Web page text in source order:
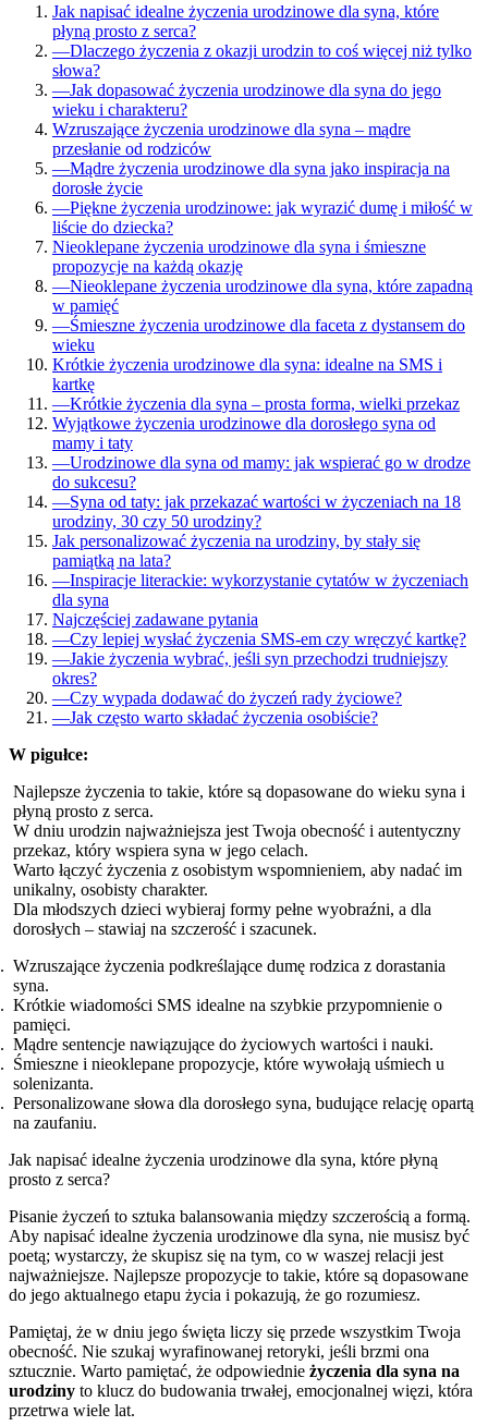
Jak napisać idealne życzenia urodzinowe dla syna, które
płyną prosto z serca?
—Dlaczego życzenia z okazji urodzin to coś więcej niż tylko
słowa?
—Jak dopasować życzenia urodzinowe dla syna do jego
wieku i charakteru?
Wzruszające życzenia urodzinowe dla syna – mądre
przesłanie od rodziców
—Mądre życzenia urodzinowe dla syna jako inspiracja na
dorosłe życie
—Piękne życzenia urodzinowe: jak wyrazić dumę i miłość w
liście do dziecka?
Nieoklepane życzenia urodzinowe dla syna i śmieszne
propozycje na każdą okazję
—Nieoklepane życzenia urodzinowe dla syna, które zapadną
w pamięć
—Śmieszne życzenia urodzinowe dla faceta z dystansem do
wieku
Krótkie życzenia urodzinowe dla syna: idealne na SMS i
kartkę
—Krótkie życzenia dla syna – prosta forma, wielki przekaz
Wyjątkowe życzenia urodzinowe dla dorosłego syna od
mamy i taty
—Urodzinowe dla syna od mamy: jak wspierać go w drodze
do sukcesu?
—Syna od taty: jak przekazać wartości w życzeniach na 18
urodziny, 30 czy 50 urodziny?
Jak personalizować życzenia na urodziny, by stały się
pamiątką na lata?
—Inspiracje literackie: wykorzystanie cytatów w życzeniach
dla syna
Najczęściej zadawane pytania
—Czy lepiej wysłać życzenia SMS-em czy wręczyć kartkę?
—Jakie życzenia wybrać, jeśli syn przechodzi trudniejszy
okres?
—Czy wypada dodawać do życzeń rady życiowe?
—Jak często warto składać życzenia osobiście?
W pigułce:
Najlepsze życzenia to takie, które są dopasowane do wieku syna i
płyną prosto z serca.
W dniu urodzin najważniejsza jest Twoja obecność i autentyczny
przekaz, który wspiera syna w jego celach.
Warto łączyć życzenia z osobistym wspomnieniem, aby nadać im
unikalny, osobisty charakter.
Dla młodszych dzieci wybieraj formy pełne wyobraźni, a dla
dorosłych – stawiaj na szczerość i szacunek.
Wzruszające życzenia podkreślające dumę rodzica z dorastania
syna.
Krótkie wiadomości SMS idealne na szybkie przypomnienie o
pamięci.
Mądre sentencje nawiązujące do życiowych wartości i nauki.
Śmieszne i nieoklepane propozycje, które wywołają uśmiech u
solenizanta.
Personalizowane słowa dla dorosłego syna, budujące relację opartą
na zaufaniu.
Jak napisać idealne życzenia urodzinowe dla syna, które płyną
prosto z serca?
Pisanie życzeń to sztuka balansowania między szczerością a formą.
Aby napisać idealne życzenia urodzinowe dla syna, nie musisz być
poetą; wystarczy, że skupisz się na tym, co w waszej relacji jest
najważniejsze. Najlepsze propozycje to takie, które są dopasowane
do jego aktualnego etapu życia i pokazują, że go rozumiesz.
Pamiętaj, że w dniu jego święta liczy się przede wszystkim Twoja
obecność. Nie szukaj wyrafinowanej retoryki, jeśli brzmi ona
sztucznie. Warto pamiętać, że odpowiednie życzenia dla syna na
urodziny to klucz do budowania trwałej, emocjonalnej więzi, która
przetrwa wiele lat.